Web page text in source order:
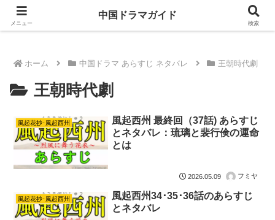
ドラマは歴史を知るともっと面白い！
ホーム 中国ドラマ あらすじ ネタバレ 王朝時代劇
王朝時代劇
風起花抄･風起西州
風起西州 最終回（37話) あらすじ
とネタバレ：琉璃と裴行倹の運命
とは
2026.05.09 フミヤ
風起花抄･風起西州
風起西州34･35･36話のあらすじ
とネタバレ
メニュー
中国ドラマガイド
検索